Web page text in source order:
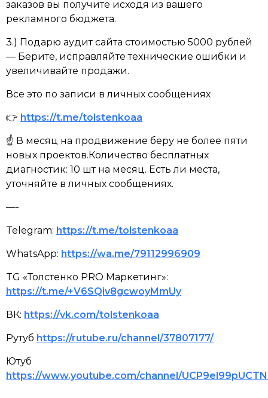
заказов вы получите исходя из вашего
рекламного бюджета.
3.) Подарю аудит сайта стоимостью 5000 рублей
— Берите, исправляйте технические ошибки и
увеличивайте продажи.
Все это по записи в личных сообщениях
👉 https://t.me/tolstenkoaa
☝ В месяц на продвижение беру не более пяти
новых проектов.Количество бесплатных
диагностик: 10 шт на месяц. Есть ли места,
уточняйте в личных сообщениях.
—-
Telegram: https://t.me/tolstenkoaa
WhatsApp: https://wa.me/79112996909
TG «Толстенко PRO Маркетинг»:
https://t.me/+V6SQiv8gcwoyMmUy
ВК: https://vk.com/tolstenkoaa
Рутуб https://rutube.ru/channel/37807177/
Ютуб
https://www.youtube.com/channel/